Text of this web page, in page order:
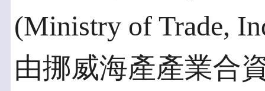
(Ministry of Trade,
由挪威海產產業合